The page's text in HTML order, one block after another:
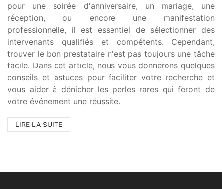
pour une soirée d'anniversaire, un mariage, une
réception, ou encore une manifestation
professionnelle, il est essentiel de sélectionner des
intervenants qualifiés et compétents. Cependant,
trouver le bon prestataire n'est pas toujours une tâche
facile. Dans cet article, nous vous donnerons quelques
conseils et astuces pour faciliter votre recherche et
vous aider à dénicher les perles rares qui feront de
votre événement une réussite.
LIRE LA SUITE